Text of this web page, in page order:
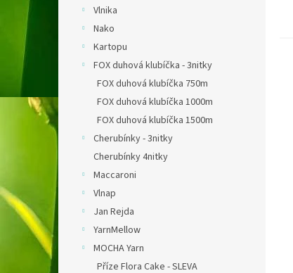
Vlnika
Nako
Kartopu
FOX duhová klubíčka - 3nitky
FOX duhová klubíčka 750m
FOX duhová klubíčka 1000m
FOX duhová klubíčka 1500m
Cherubínky - 3nitky
Cherubínky 4nitky
Maccaroni
Vlnap
Jan Rejda
YarnMellow
MOCHA Yarn
Příze Flora Cake - SLEVA